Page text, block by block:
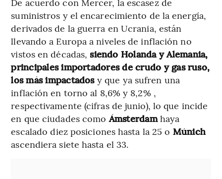
suministros y el encarecimiento de la energía,
derivados de la guerra en Ucrania, están
llevando a Europa a niveles de inflación no
vistos en décadas,siendo Holanda y Alemania,
principales importadores de crudo y gas ruso,
los más impactados y que ya sufren una
inflación en torno al 8,6% y 8,2% ,
respectivamente (cifras de junio), lo que incide
en que ciudades como Ámsterdamhaya
escalado diez posiciones hasta la 25 o Múnich
ascendiera siete hasta el 33.